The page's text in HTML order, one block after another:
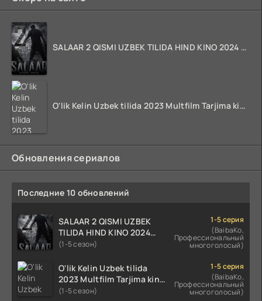
SALAAR 2 QISMI UZBEK TILIDA HIND KINO 2024 TARJIMA 720p HD Skachat
O'lik Kelin Uzbek tilida 2023 Multfilm Tarjima kino skachat
Обновления сериалов
Последние 10 обновлений
SALAAR 2 QISMI UZBEK
TILIDA HIND KINO 2024
TARJIMA 720p HD Skachat
(1-5 сезон)
1-5 серия
(BaibaKo,
Профессиональный
многоголосый)
O'lik Kelin Uzbek tilida
2023 Multfilm Tarjima kino
skachat
(1-5 сезон)
1-5 серия
(BaibaKo,
Профессиональный
многоголосый)